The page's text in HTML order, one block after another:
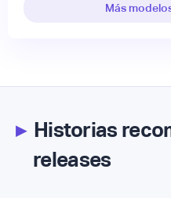
Más
▸Historias
releases